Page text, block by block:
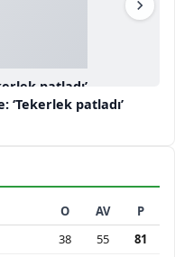
patladı’
‘Tekerlek patladı’
O AV
P
38 55
81